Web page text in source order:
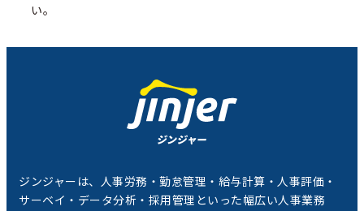
い。
ジンジャーは、人事労務・勤怠管理・給与計算・人事評価・
サーベイ・データ分析・採用管理といった幅広い人事業務